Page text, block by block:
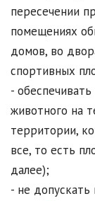
пересечении
помещениях
домов, во
спортивных
-
животного на
территории,
все, то есть
далее);
- не допускать